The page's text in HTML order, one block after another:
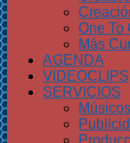
One To
Más
AGENDA
VIDEOCLIPS
SERVICIOS